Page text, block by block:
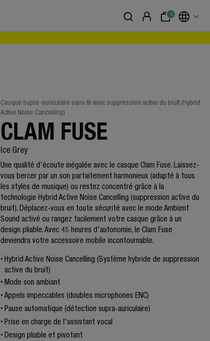
0
Casque supra-auriculaire sans fil avec suppression active du bruit (Hybrid
Active Noise Cancelling)
CLAM FUSE
Ice Grey
Une qualité d'écoute inégalée avec le casque Clam Fuse. Laissez-
vous bercer par un son parfaitement harmonieux (adapté à tous
les styles de musique) ou restez concentré grâce à la
technologie Hybrid Active Noise Cancelling (suppression active du
bruit). Déplacez-vous en toute sécurité avec le mode Ambient
Sound activé ou rangez facilement votre casque grâce à un
design pliable. Avec 45 heures d'autonomie, le Clam Fuse
deviendra votre accessoire mobile incontournable.
Hybrid Active Noise Cancelling (Système hybride de suppression
active du bruit)
Mode son ambiant
Appels impeccables (doubles microphones ENC)
Pause automatique (détection supra-auriculaire)
Prise en charge de l'assistant vocal
Design pliable et pivotant